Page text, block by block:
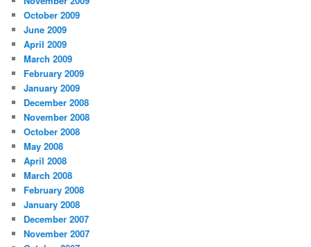
October 2009
June 2009
April 2009
March 2009
February 2009
January 2009
December 2008
November 2008
October 2008
May 2008
April 2008
March 2008
February 2008
January 2008
December 2007
November 2007